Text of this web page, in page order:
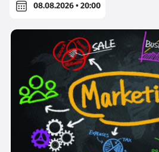
08.08.2026 • 20:00